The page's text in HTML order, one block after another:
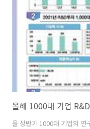
부지 조성 및 전력 등 필수
했으며 용수시설 구축을 위
황 ▶ 여주시..
올해 1000대 기업
올 상반기 1000대 기업의 연